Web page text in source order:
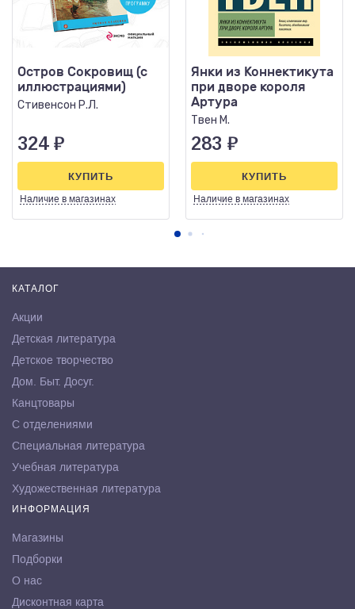
Остров Сокровищ (с
иллюстрациями)
Стивенсон Р.Л.
324 ₽
Наличие в магазинах
КУПИТЬ
Янки из Коннектикута
при дворе короля
Артура
Твен М.
283 ₽
Наличие в магазинах
КУПИТЬ
КАТАЛОГ
Акции
Детская литература
Детское творчество
Дом. Быт. Досуг.
Канцтовары
С отделениями
Специальная литература
Учебная литература
Художественная литература
ИНФОРМАЦИЯ
Магазины
Подборки
О нас
Дисконтная карта